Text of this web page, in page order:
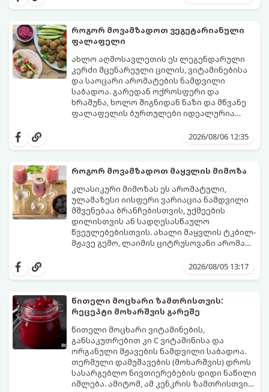
როგორ მოვამზადოთ ვეგეტარიანული
ფალაფელი
ახლო აღმოსავლეთის ეს ლეგენდარული
კერძი მცენარეული ცილის, ვიტამინებისა
და საოცარი არომატების ნამდვილი
საბადოა. გარედან ოქროსფერი და
ხრაშუნა, ხოლო შიგნიდან ნაზი და მწვანე
ფალაფელის ბურთულები იდეალურია
სალათებთან ერთად ან ტახინის (სესამის)
მდგომარეობს, რომ გამოიყენება
შეწვისას ფორმა იდეალურად შეინარჩუნოს
და არ დაიშალოს.
მომზადების დრო: 20 წუთი (დამატებით
მუხუდოს ჩალბობის დრო: 12-24 საათი)
შეწვის დრო: 10–15 წუთი ულუფა: 20–24 ცალი
ბურთულა (4–6 პორცია)
2026/08/06 12:35
როგორ მოვამზადოთ მაყვლის მიმოზა
კლასიკური მიმოზას ეს არომატული,
ულამაზესი იისფერი ვარიაცია ნამდვილი
მშვენებაა ბრანჩებისთვის, უქმეების
დილისთვის ან სადღესასწაულო
წვეულებებისთვის. ახალი მაყვლის ტკბილ-
მჟავე გემო, ლაიმის ციტრუსოვანი არომატი
საოცრად დახვეწილ და მაგრილებელ
და მის მომზადებას მინიმალური
პორცია
2026/08/05 13:17
წითელი მოცხარი ზამთრისთვის:
რეცეპტი მოხარშვის გარეშე
წითელი მოცხარი ვიტამინების,
განსაკუთრებით კი C ვიტამინისა და
ორგანული მჟავების ნამდვილი საბადოა.
თერმული დამუშავების (მოხარშვის) დროს
სასარგებლო ნივთიერებების დიდი ნაწილი
იშლება. ამიტომ, ამ კენკრის ზამთრისთვის